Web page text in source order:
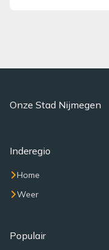
Onze Stad Nijmegen
Inderegio
Home
Weer
Populair